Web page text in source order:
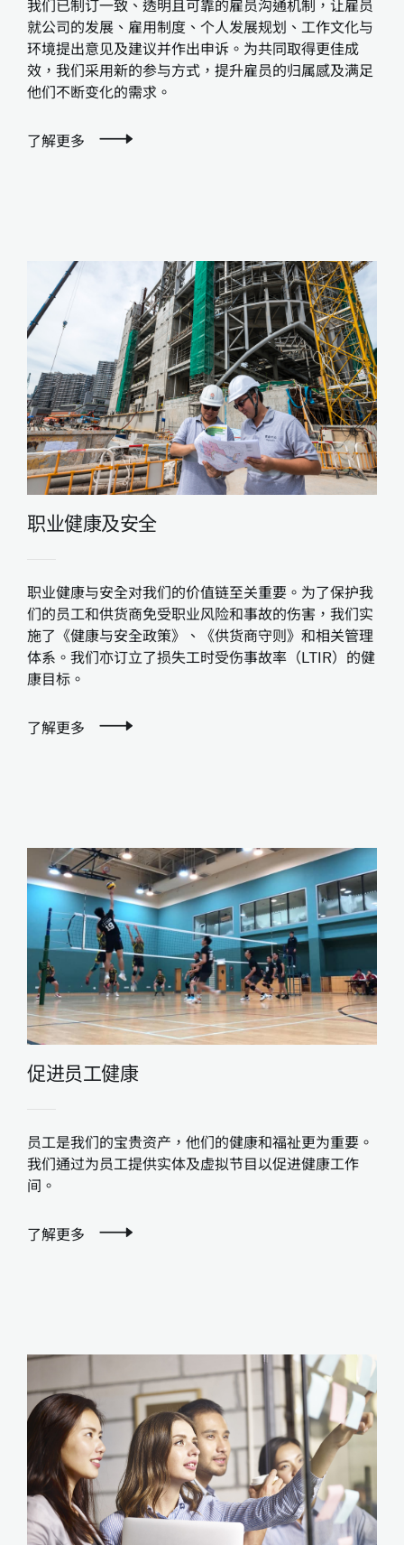
我们已制订一致、透明且可靠的雇员沟通机制，让雇员
就公司的发展、雇用制度、个人发展规划、工作文化与
环境提出意见及建议并作出申诉。为共同取得更佳成
效，我们采用新的参与方式，提升雇员的归属感及满足
他们不断变化的需求。
了解更多
职业健康及安全
职业健康与安全对我们的价值链至关重要。为了保护我
们的员工和供货商免受职业风险和事故的伤害，我们实
施了《健康与安全政策》、《供货商守则》和相关管理
体系。我们亦订立了损失工时受伤事故率（LTIR）的健
康目标。
了解更多
促进员工健康
员工是我们的宝贵资产，他们的健康和福祉更为重要。
我们通过为员工提供实体及虚拟节目以促进健康工作
间。
了解更多